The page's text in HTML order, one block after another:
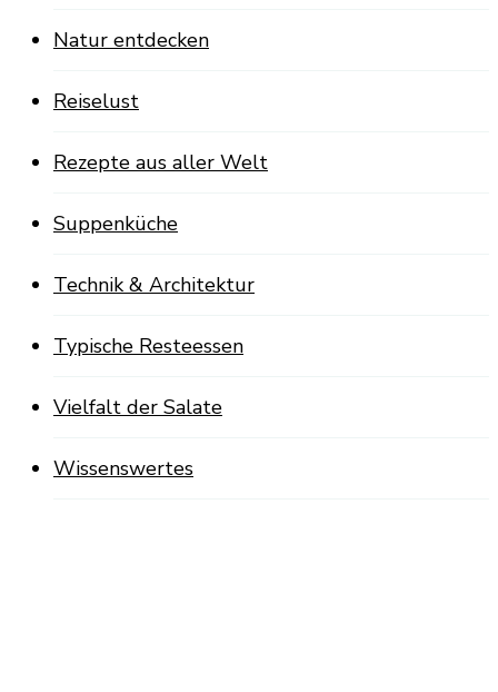
Natur entdecken
Reiselust
Rezepte aus aller Welt
Suppenküche
Technik & Architektur
Typische Resteessen
Vielfalt der Salate
Wissenswertes